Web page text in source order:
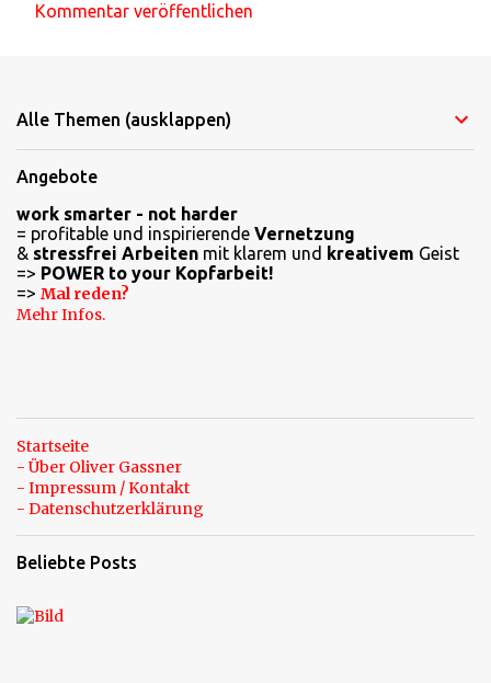
Kommentar veröffentlichen
Alle Themen (ausklappen)
Angebote
work smarter - not harder
= profitable und inspirierende Vernetzung
& stressfrei Arbeiten mit klarem und kreativem Geist
=> POWER to your Kopfarbeit!
=> Mal reden?
Mehr Infos.
Startseite
- Über Oliver Gassner
- Impressum / Kontakt
- Datenschutzerklärung
Beliebte Posts